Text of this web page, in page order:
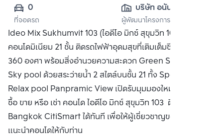
0
ที่จอดรถ
บริษัท อนันดา ดี
เวลลอปเมนท์ จำกัด
(มหาชน)
ผู้พัฒนาโครงการ
Ideo Mix Sukhumvit 103 (ไอดีโอ มิกซ์ สุขุมวิท 103)
คอนโดมิเนียม 21 ชั้น ติดรถไฟฟ้าอุดมสุขที่เติมเต็มชีวิตคุณได้ครบ
360 องศา พร้อมสิ่งอำนวยความสะดวก Green Sky Garden
Sky pool ด้วยสระว่ายน้ำ 2 สไตล์บนชั้น 21 ทั้ง Sport pool และ
Relax pool Panpramic View เปิดรับมุมมองใหม่ที่กว้างไกล
ซื้อ ขาย หรือ เช่า คอนโด ไอดีโอ มิกซ์ สุขุมวิท 103 ติดต่อหาเรา
Bangkok CitiSmart ได้ทันที เพื่อให้ผู้เชี่ยวชาญของเราได้
แนะนำคอนโดให้กับท่าน